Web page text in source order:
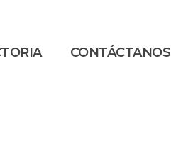
CONTÁCTANOS